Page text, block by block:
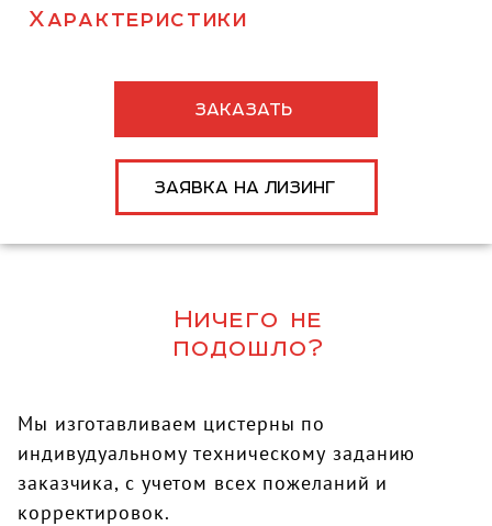
Характеристики
ЗАКАЗАТЬ
ЗАЯВКА НА ЛИЗИНГ
Ничего не
подошло?
Мы изготавливаем цистерны по
индивудуальному техническому заданию
заказчика, с учетом всех пожеланий и
корректировок.